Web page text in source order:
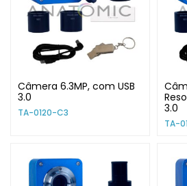
Câmera 6.3MP, com USB
3.0
TA-0120-C3
3.0
TA-